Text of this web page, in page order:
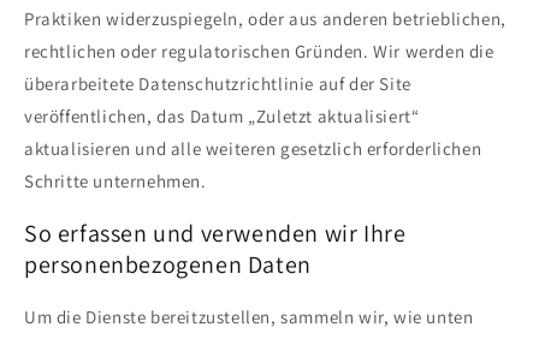
Praktiken widerzuspiegeln, oder aus anderen betrieblichen,
rechtlichen oder regulatorischen Gründen. Wir werden die
überarbeitete Datenschutzrichtlinie auf der Site
veröffentlichen, das Datum „Zuletzt aktualisiert“
aktualisieren und alle weiteren gesetzlich erforderlichen
Schritte unternehmen.
So erfassen und verwenden wir Ihre
personenbezogenen Daten
Um die Dienste bereitzustellen, sammeln wir, wie unten